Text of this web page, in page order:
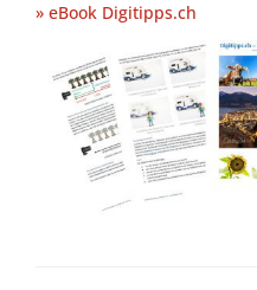
» eBook Digitipps.ch